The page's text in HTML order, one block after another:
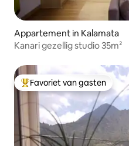
Appartement in Kalamata
Kanari gezellig studio 35m²
Topfavoriet van gasten
Favoriet van gasten